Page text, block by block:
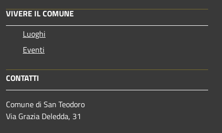
VIVERE IL COMUNE
Luoghi
Eventi
CONTATTI
Comune di San Teodoro
Via Grazia Deledda, 31